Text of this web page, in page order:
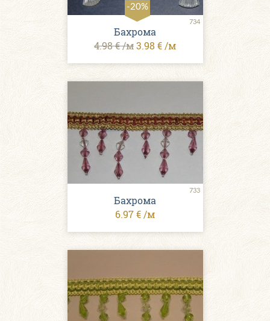
-20%
734
Бахрома
4.98 € /м3.98 € /м
733
Бахрома
6.97 € /м